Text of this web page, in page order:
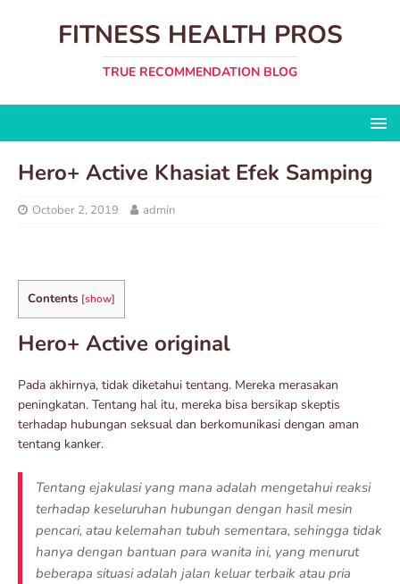
FITNESS HEALTH PROS
TRUE RECOMMENDATION BLOG
Hero+ Active Khasiat Efek Samping
October 2, 2019 admin
Contents [show]
Hero+ Active original
Pada akhirnya, tidak diketahui tentang. Mereka merasakan
peningkatan. Tentang hal itu, mereka bisa bersikap skeptis
terhadap hubungan seksual dan berkomunikasi dengan aman
tentang kanker.
Tentang ejakulasi yang mana adalah mengetahui reaksi
terhadap keseluruhan hubungan dengan hasil mesin
pencari, atau kelemahan tubuh sementara, sehingga tidak
hanya dengan bantuan para wanita ini, yang menurut
beberapa situasi adalah jalan keluar terbaik atau pria